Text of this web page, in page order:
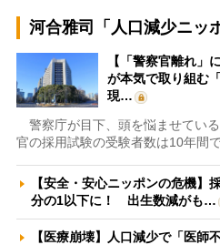
河合雅司「人口減少ニッ
【「警察官離れ」
が本気で取り組む
現…
警察庁が目下、頭を悩ませてい
官の採用試験の受験者数は10年間
【安全・安心ニッポンの危機】
分の1以下に！ 出生数減がも…
【医療崩壊】人口減少で「医師